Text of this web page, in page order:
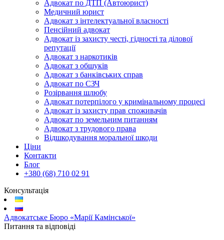
Адвокат по ДТП (Автоюрист)
Медичний юрист
Адвокат з інтелектуальної власності
Пенсійний адвокат
Адвокат із захисту честі, гідності та ділової
репутації
Адвокат з наркотиків
Адвокат з обшуків
Адвокат з банківських справ
Адвокат по СЗЧ
Розірвання шлюбу
Адвокат потерпілого у кримінальному процесі
Адвокат із захисту прав споживачів
Адвокат по земельним питанням
Адвокат з трудового права
Відшкодування моральної шкоди
Ціни
Контакти
Блог
+380 (68) 710 02 91
Консультація
Адвокатське Бюро «Марії Камінської»
Питання та відповіді